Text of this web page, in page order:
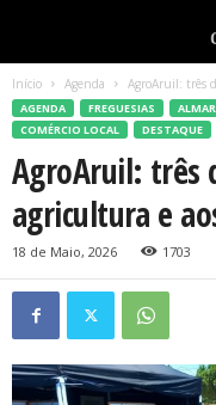
Início Agenda AgroAruil: três
AGENDA FREGUESIAS
COMÉRCIO LOCAL
DESTAQUE
AgroAruil: três
agricultura e
18 de Maio, 2026 1703